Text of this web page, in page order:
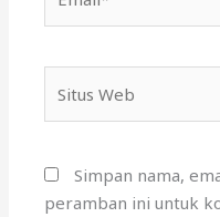
Web
Simpan nama,
peramban ini untuk